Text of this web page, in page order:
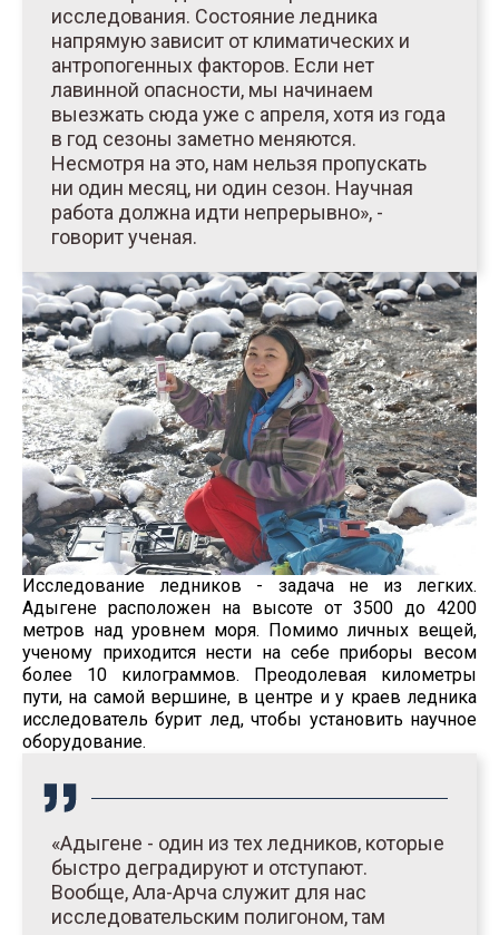
исследования. Состояние ледника
напрямую зависит от климатических и
антропогенных факторов. Если нет
лавинной опасности, мы начинаем
выезжать сюда уже с апреля, хотя из года
в год сезоны заметно меняются.
Несмотря на это, нам нельзя пропускать
ни один месяц, ни один сезон. Научная
работа должна идти непрерывно», -
говорит ученая.
Исследование ледников - задача не из легких.
Адыгене расположен на высоте от 3500 до 4200
метров над уровнем моря. Помимо личных вещей,
ученому приходится нести на себе приборы весом
более 10 килограммов. Преодолевая километры
пути, на самой вершине, в центре и у краев ледника
исследователь бурит лед, чтобы установить научное
оборудование.
«Адыгене - один из тех ледников, которые
быстро деградируют и отступают.
Вообще, Ала-Арча служит для нас
исследовательским полигоном, там